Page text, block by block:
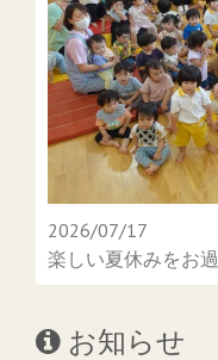
2026/07/17
楽しい夏休みをお
お知らせ